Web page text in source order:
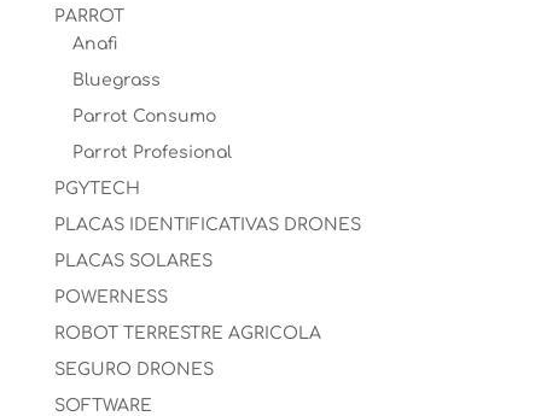
PARROT
Anafi
Bluegrass
Parrot Consumo
Parrot Profesional
PGYTECH
PLACAS IDENTIFICATIVAS DRONES
PLACAS SOLARES
POWERNESS
ROBOT TERRESTRE AGRICOLA
SEGURO DRONES
SOFTWARE